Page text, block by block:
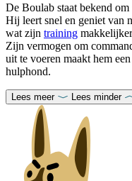
De Boulab staat bekend
Hij leert snel en geniet van
wat zijn training
Zijn vermogen om
uit te voeren maakt hem
hulphond.
Lees meer Lees minder